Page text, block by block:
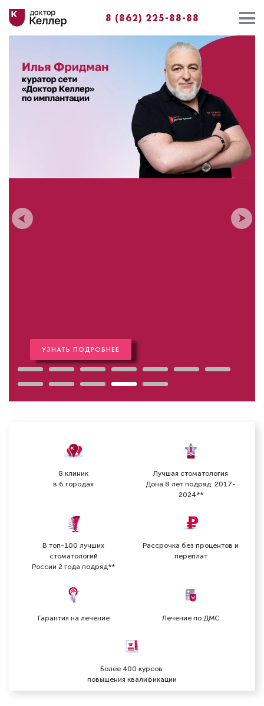
8 (862) 225-88-88⁣⁣
8 клиник
в 6 городах
Лучшая стоматология
Дона 8 лет подряд: 2017-
2024**
В топ-100 лучших
стоматологий
России 2 года подряд**
Рассрочка без процентов и
переплат
Гарантия на лечение Лечение по ДМС
Более 400 курсов
повышения квалификации